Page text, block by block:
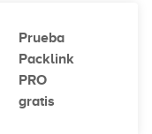
Prueba
Packlink
PRO
gratis